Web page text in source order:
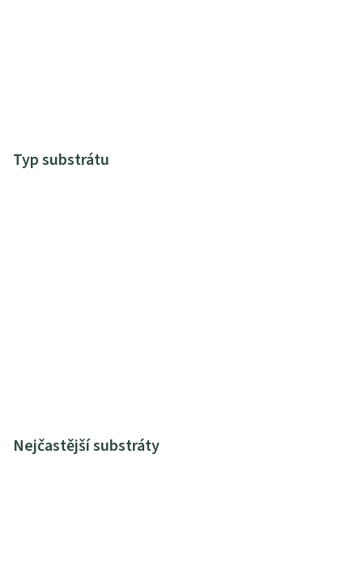
Typ substrátu
Nejčastější substráty